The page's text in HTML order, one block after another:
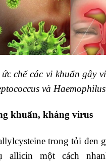
chế các vi khuẩn gây
và Haemophilus
khuẩn, kháng virus
trong tỏi đen
allicin một cách